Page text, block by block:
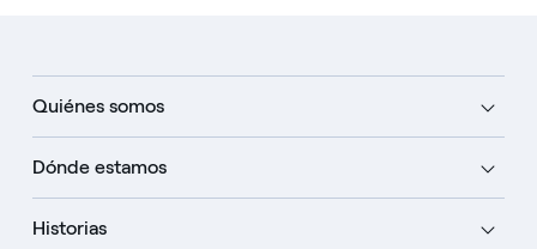
Quiénes somos
Dónde estamos
Historias